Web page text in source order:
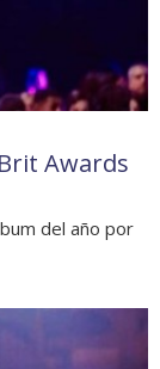
Awards
del año por